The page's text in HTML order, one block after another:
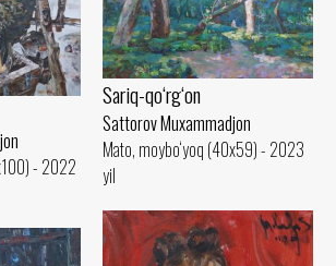
Sariq-qo‘rg‘on
Sattorov Muxammadjon
Mato, moybo‘yoq (40x59) - 2023
yil
- 2022